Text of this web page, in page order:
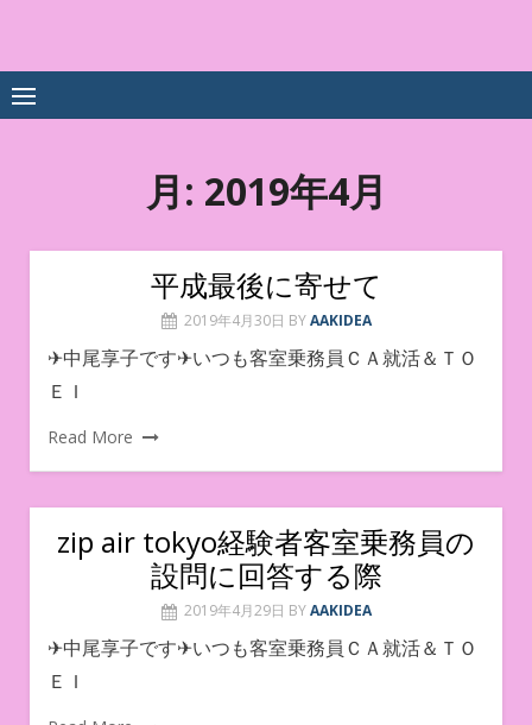
content
数UPｽｸｰﾙ
月: 2019年4月
平成最後に寄せて
2019年4月30日 BY AAKIDEA
✈中尾享子です✈いつも客室乗務員ＣＡ就活＆ＴＯ
ＥＩ
Read More
zip air tokyo経験者客室乗務員の
設問に回答する際
2019年4月29日 BY AAKIDEA
✈中尾享子です✈いつも客室乗務員ＣＡ就活＆ＴＯ
ＥＩ